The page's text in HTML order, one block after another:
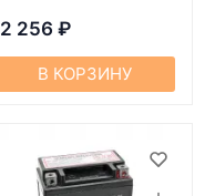
2 256 ₽
В КОРЗИНУ